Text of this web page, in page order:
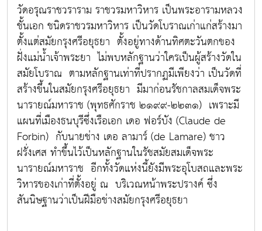
วัดอรุณราชวราราม ราชวรมหาวิหาร เป็นพระอารามหลวง
ชั้นเอก ชนิดราชวรมหาวิหาร เป็นวัดโบราณเก่าแก่สร้างมา
ตั้งแต่สมัยกรุงศรีอยุธยา ตั้งอยู่ทางด้านทิศตะวันตกของ
ฝั่งแม่น้ำเจ้าพระยา ไม่พบหลักฐานว่าใครเป็นผู้สร้างวัดใน
สมัยโบราณ ตามหลักฐานเท่าที่ปรากฏมีเพียงว่า เป็นวัดที่
สร้างขึ้นในสมัยกรุงศรีอยุธยา มีมาก่อนรัชกาลสมเด็จพระ
นารายณ์มหาราช (พุทธศักราช ๒๑๙๙-๒๒๓๑) เพราะมี
แผนที่เมืองธนบุรีซึ่งเรือเอก เดอ ฟอร์บัง (Claude de
Forbin) กับนายช่าง เดอ ลามาร์ (de Lamare) ชาว
ฝรั่งเศส ทำขึ้นไว้เป็นหลักฐานในรัชสมัยสมเด็จพระ
นารายณ์มหาราช อีกทั้งวัดแห่งนี้ยังมีพระอุโบสถและพระ
วิหารของเก่าที่ตั้งอยู่ ณ บริเวณหน้าพระปรางค์ ซึ่ง
สันนิษฐานว่าเป็นฝีมือช่างสมัยกรุงศรีอยุธยา